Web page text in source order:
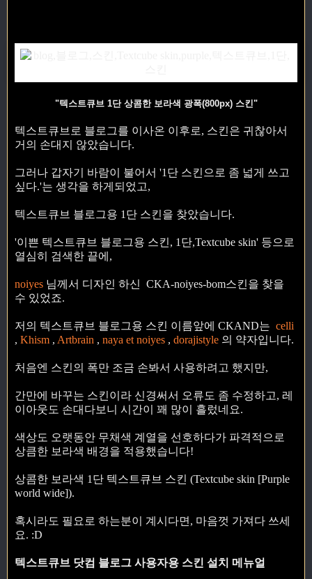
"텍스트큐브 1단 상콤한 보라색 광폭(800px) 스킨"
텍스트큐브로 블로그를 이사온 이후로, 스킨은 귀찮아서
거의 손대지 않았습니다.
그러나 갑자기 바람이 불어서 '1단 스킨으로 좀 넓게 쓰고
싶다.'는 생각을 하게되었고,
텍스트큐브 블로그용 1단 스킨을 찾았습니다.
'이쁜 텍스트큐브 블로그용 스킨, 1단,Textcube skin' 등으로
열심히 검색한 끝에,
noiyes 님께서 디자인 하신 CKA-noiyes-bom스킨을 찾을
수 있었죠.
저의 텍스트큐브 블로그용 스킨 이름앞에 CKAND는 celli
, Khism , Artbrain , naya et noiyes , dorajistyle 의 약자입니다.
처음엔 스킨의 폭만 조금 손봐서 사용하려고 했지만,
간만에 바꾸는 스킨이라 신경써서 오류도 좀 수정하고, 레
이아웃도 손대다보니 시간이 꽤 많이 흘렀네요.
색상도 오랫동안 무채색 계열을 선호하다가 파격적으로
상큼한 보라색 배경을 적용했습니다!
상콤한 보라색 1단 텍스트큐브 스킨 (Textcube skin [Purple
world wide]).
혹시라도 필요로 하는분이 계시다면, 마음껏 가져다 쓰세
요. :D
텍스트큐브 닷컴 블로그 사용자용 스킨 설치 메뉴얼